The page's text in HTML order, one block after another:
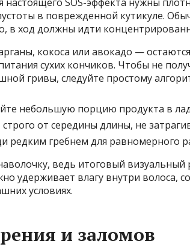
в поврежденной кутикуле.
в ход должны идти
кокоса или авокадо —
сухих кончиков. Чтобы не
гривы, следуйте простому
небольшую порцию продукта в
строго от середины длины, не
редким гребнем для равномерного
ведь итоговый визуальный
удерживает влагу внутри волоса,
условиях.
и заломов